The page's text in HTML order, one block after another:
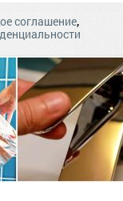
соглашение,